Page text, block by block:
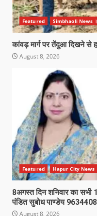
Featured Simbhaoli News ।
कांवड़ मार्ग पर तेंदुआ दिखने से
August 8, 2026
Featured Hapur City News
8अगस्त दिन शनिवार का सभी
पंडित सुबोध पाण्डेय
August 8, 2026